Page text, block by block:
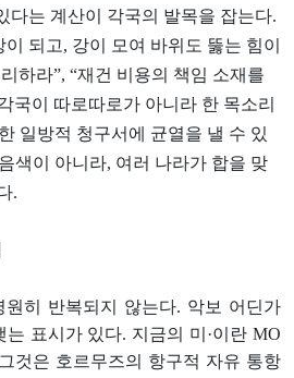
다는 계산이 각국의 발목을 잡는다.
되고, 강이 모여 바위도 뚫는 힘이
하라”, “재건 비용의 책임 소재를
국이 따로따로가 아니라 한 목소리
일방적 청구서에 균열을 낼 수 있
색이 아니라, 여러 나라가 합을 맞
.
원히 반복되지 않는다. 악보 어딘가
는 표시가 있다. 지금의 미·이란 MO
것은 호르무즈의 항구적 자유 통항